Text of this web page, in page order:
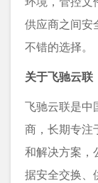
供应商之间安
不错的选择。
关于飞驰云联
飞驰云联是中
商，长期专注
和解决方案，
据安全交换、